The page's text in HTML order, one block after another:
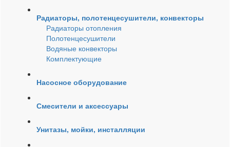
Радиаторы, полотенцесушители, конвекторы
Радиаторы отопления
Полотенцесушители
Водяные конвекторы
Комплектующие
Насосное оборудование
Смесители и аксессуары
Унитазы, мойки, инсталляции